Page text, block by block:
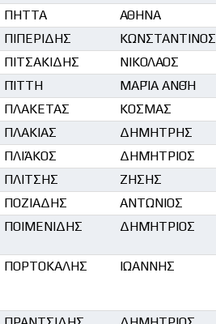
ΠΗΤΤΑ
ΑΘΗΝΑ
ΠΙΠΕΡΙΔΗΣ
ΚΩΝΣΤΑΝΤΙΝΟΣ
ΠΙΤΣΑΚΙΔΗΣ
ΝΙΚΟΛΑΟΣ
ΠΊΤΤΗ
ΜΑΡΊΑ ΑΝΘΉ
ΠΛΑΚΕΤΑΣ
ΚΟΣΜΑΣ
ΠΛΑΚΙΑΣ
ΔΗΜΗΤΡΗΣ
ΠΛΙΆΚΟΣ
ΔΗΜΉΤΡΙΟΣ
ΠΛΙΤΣΗΣ
ΖΗΣΗΣ
ΠΟΖΙΑΔΗΣ
ΑΝΤΩΝΙΟΣ
ΠΟΙΜΕΝΙΔΗΣ
ΔΗΜΉΤΡΙΟΣ
ΠΟΡΤΟΚΑΛΗΣ
ΙΩΑΝΝΗΣ